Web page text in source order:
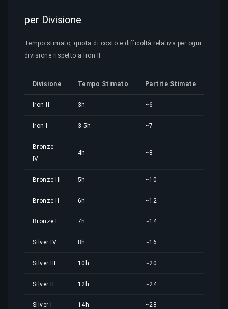
per Divisione
Tempo stimato, quota di costo e difficoltà relativa per ogni
divisione rispetto a Iron II
Divisione Tempo Stimato Partite Stimate
Iron II 3h ~6
Iron I 3.5h ~7
Bronze
IV
4h ~8
Bronze III 5h ~10
Bronze II 6h ~12
Bronze I 7h ~14
Silver IV 8h ~16
Silver III 10h ~20
Silver II 12h ~24
Silver I 14h ~28